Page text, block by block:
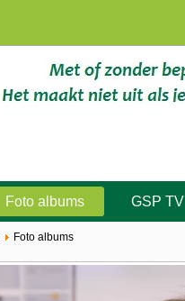
Foto albums GSP TV
Foto albums